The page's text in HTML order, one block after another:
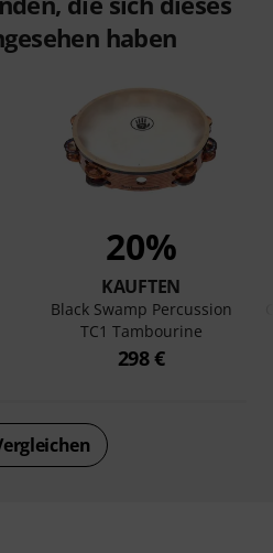
haben
20%
KAUFTEN
Black Swamp Percussion
TC1 Tambourine
298 €